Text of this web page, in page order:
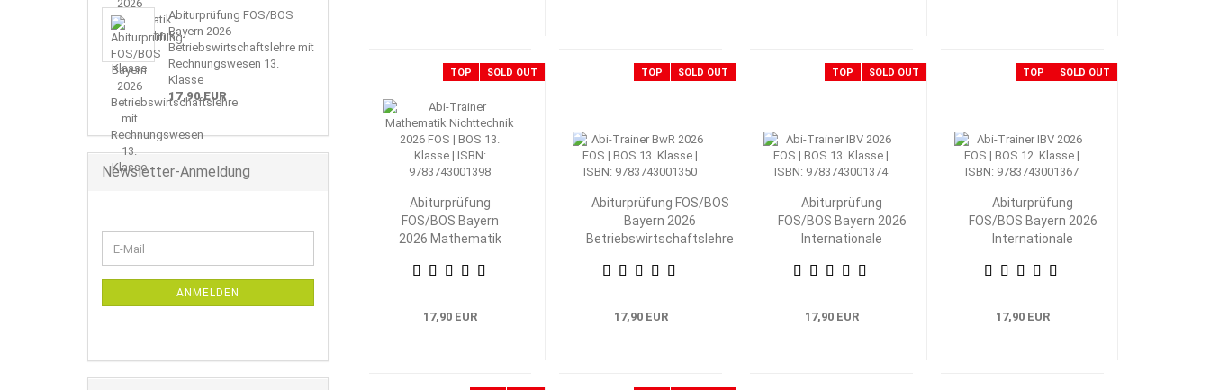
TOP SOLD OUT
Abiturprüfung
FOS/BOS Bayern
2026 Mathematik
Klasse
17,90 EUR
TOP SOLD OUT
Abiturprüfung FOS/BOS
Bayern 2026
Betriebswirtschaftslehre
Klasse
17,90 EUR
TOP SOLD OUT
Abiturprüfung
FOS/BOS Bayern 2026
Internationale
Volkswirtschaftslehre
17,90 EUR
TOP SOLD OUT
Abiturprüfung
FOS/BOS Bayern 2026
Internationale
Volkswirtschaftslehre
17,90 EUR
Abiturprüfung FOS/BOS
Bayern 2026
Betriebswirtschaftslehre mit
Rechnungswesen 13.
Klasse
17,90 EUR
Newsletter-Anmeldung
ZUR
E-
Mail
ANMELDEN